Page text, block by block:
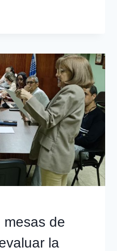
mesas de
la